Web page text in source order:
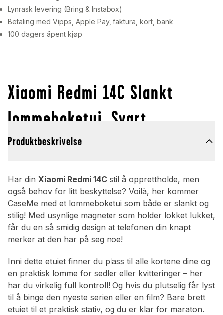
Lynrask levering (Bring & Instabox)
Betaling med Vipps, Apple Pay, faktura, kort, bank
100 dagers åpent kjøp
Xiaomi Redmi 14C Slankt
lommeboketui, Svart
Produktbeskrivelse
Har din Xiaomi Redmi 14C stil å opprettholde, men
også behov for litt beskyttelse? Voilà, her kommer
CaseMe med et lommeboketui som både er slankt og
stilig! Med usynlige magneter som holder lokket lukket,
får du en så smidig design at telefonen din knapt
merker at den har på seg noe!
Inni dette etuiet finner du plass til alle kortene dine og
en praktisk lomme for sedler eller kvitteringer – her
har du virkelig full kontroll! Og hvis du plutselig får lyst
til å binge den nyeste serien eller en film? Bare brett
etuiet til et praktisk stativ, og du er klar for maraton.